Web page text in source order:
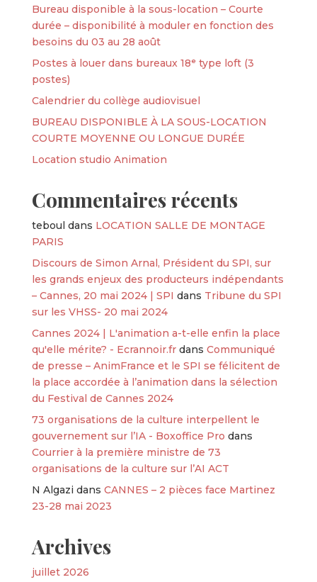
Bureau disponible à la sous-location – Courte
durée – disponibilité à moduler en fonction des
besoins du 03 au 28 août
Postes à louer dans bureaux 18ᵉ type loft (3
postes)
Calendrier du collège audiovisuel
BUREAU DISPONIBLE À LA SOUS-LOCATION
COURTE MOYENNE OU LONGUE DURÉE
Location studio Animation
Commentaires récents
teboul dans LOCATION SALLE DE MONTAGE
PARIS
Discours de Simon Arnal, Président du SPI, sur
les grands enjeux des producteurs indépendants
– Cannes, 20 mai 2024 | SPI dans Tribune du SPI
sur les VHSS- 20 mai 2024
Cannes 2024 | L'animation a-t-elle enfin la place
qu'elle mérite? - Ecrannoir.frdans Communiqué
de presse – AnimFrance et le SPI se félicitent de
la place accordée à l’animation dans la sélection
du Festival de Cannes 2024
73 organisations de la culture interpellent le
gouvernement sur l’IA - Boxoffice Pro dans
Courrier à la première ministre de 73
organisations de la culture sur l’AI ACT
N Algazi dans CANNES – 2 pièces face Martinez
23-28 mai 2023
Archives
juillet 2026